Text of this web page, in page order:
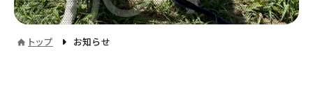
トップ お知らせ